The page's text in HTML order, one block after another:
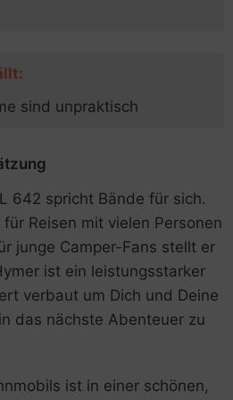
sind unpraktisch
642 spricht Bände für sich.
Reisen mit vielen Personen
junge Camper-Fans stellt er
ist ein leistungsstarker
verbaut um Dich und Deine
das nächste Abenteuer zu
ist in einer schönen,